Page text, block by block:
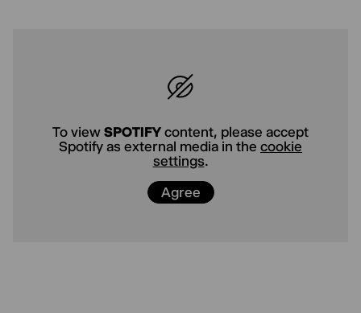
accept Youtube as external media in
cookie settings
Agree
To view SPOTIFY content, please accept
Spotify as external media in the cookie
settings.
Agree